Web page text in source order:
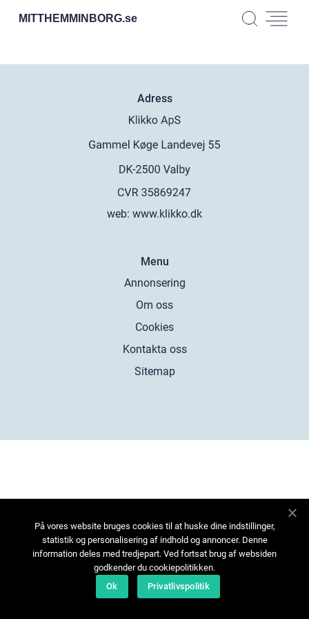
MITTHEMMINBORG.se
Adress
web: www.klikko.dk
Menu
Annonsering
Om oss
Cookies
Kontakta oss
Sitemap
På vores website bruges cookies til at huske dine indstillinger,
statistik og personalisering af indhold og annoncer. Denne
information deles med tredjepart. Ved fortsat brug af websiden
godkender du cookiepolitikken.
Ok
Privatlivspolitik